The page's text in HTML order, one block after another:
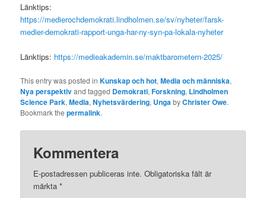
Länktips:
https://medierochdemokrati.lindholmen.se/sv/nyheter/farsk-
medier-demokrati-rapport-unga-har-ny-syn-pa-lokala-nyheter
Länktips: https://medieakademin.se/maktbarometern-2025/
This entry was posted inKunskap och hot,Media och människa,
Nya perspektivand tagged Demokrati,Forskning, Lindholmen
Science Park,Media,Nyhetsvärdering, UngabyChrister Owe.
Bookmark thepermalink.
Kommentera
E-postadressen publiceras inte. Obligatoriska fält är
märkta*